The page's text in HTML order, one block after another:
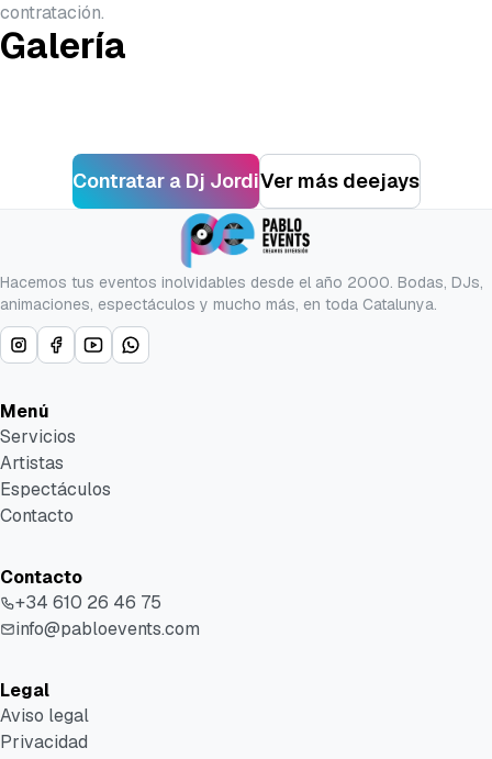
contratación.
Galería
Contratar a Dj JordiVer más deejays
Hacemos tus eventos inolvidables desde el año 2000. Bodas, DJs,
animaciones, espectáculos y mucho más, en toda Catalunya.
Menú
Servicios
Artistas
Espectáculos
Contacto
Contacto
+34 610 26 46 75
info@pabloevents.com
Legal
Aviso legal
Privacidad